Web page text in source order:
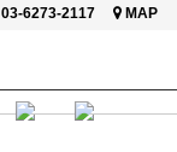
03-6273-2117
MAP